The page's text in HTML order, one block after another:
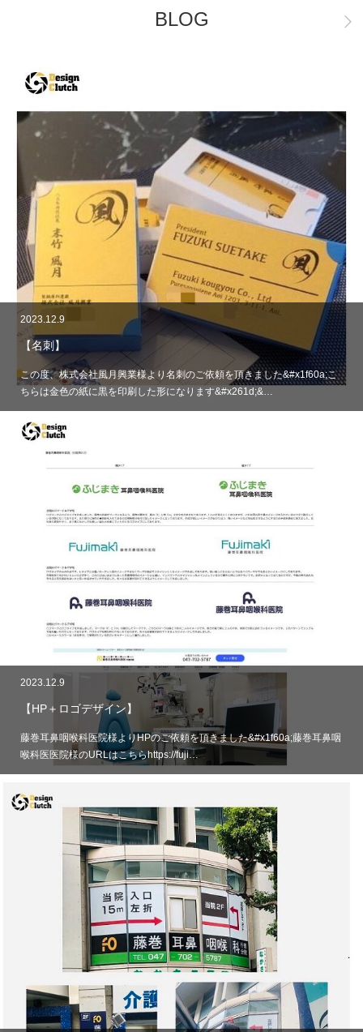
BLOG
2023.12.9
【名刺】
この度、株式会社風月興業様より名刺のご依頼を頂きました&#x1f60a;こ
ちらは金色の紙に黒を印刷した形になります&#x261d;&…
2023.12.9
【HP＋ロゴデザイン】
藤巻耳鼻咽喉科医院様よりHPのご依頼を頂きました&#x1f60a;藤巻耳鼻咽
喉科医医院様のURLはこちらhttps://fuji…